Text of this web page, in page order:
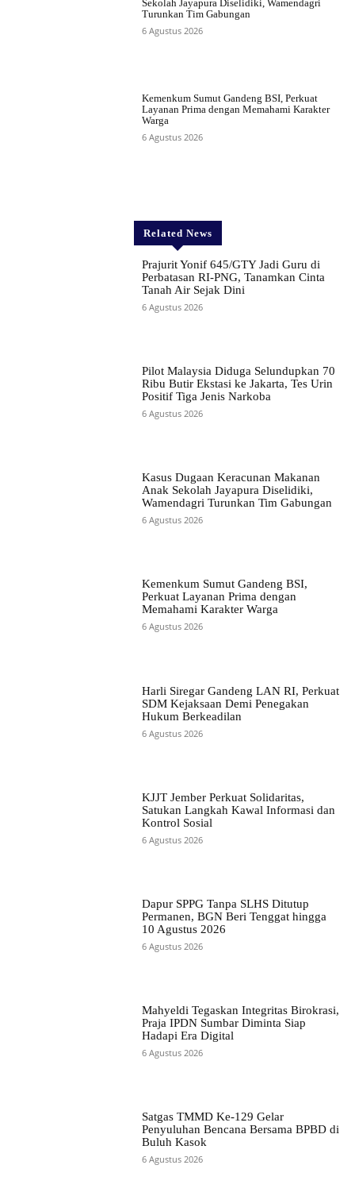
Sekolah Jayapura Diselidiki, Wamendagri
Turunkan Tim Gabungan
6 Agustus 2026
Kemenkum Sumut Gandeng BSI, Perkuat
Layanan Prima dengan Memahami Karakter
Warga
6 Agustus 2026
Related News
Prajurit Yonif 645/GTY Jadi Guru di
Perbatasan RI-PNG, Tanamkan Cinta
Tanah Air Sejak Dini
6 Agustus 2026
Pilot Malaysia Diduga Selundupkan 70
Ribu Butir Ekstasi ke Jakarta, Tes Urin
Positif Tiga Jenis Narkoba
6 Agustus 2026
Kasus Dugaan Keracunan Makanan
Anak Sekolah Jayapura Diselidiki,
Wamendagri Turunkan Tim Gabungan
6 Agustus 2026
Kemenkum Sumut Gandeng BSI,
Perkuat Layanan Prima dengan
Memahami Karakter Warga
6 Agustus 2026
Harli Siregar Gandeng LAN RI, Perkuat
SDM Kejaksaan Demi Penegakan
Hukum Berkeadilan
6 Agustus 2026
KJJT Jember Perkuat Solidaritas,
Satukan Langkah Kawal Informasi dan
Kontrol Sosial
6 Agustus 2026
Dapur SPPG Tanpa SLHS Ditutup
Permanen, BGN Beri Tenggat hingga
10 Agustus 2026
6 Agustus 2026
Mahyeldi Tegaskan Integritas Birokrasi,
Praja IPDN Sumbar Diminta Siap
Hadapi Era Digital
6 Agustus 2026
Satgas TMMD Ke-129 Gelar
Penyuluhan Bencana Bersama BPBD di
Buluh Kasok
6 Agustus 2026